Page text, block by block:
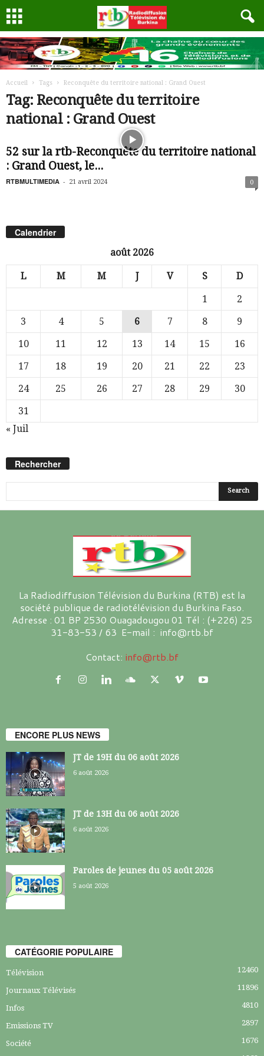
Accueil Tags Reconquête du territoire national : Grand Ouest
Tag: Reconquête du territoire
national : Grand Ouest
52 sur la rtb-Reconquête du territoire national
: Grand Ouest, le...
RTBMULTIMEDIA - 21 avril 2024 0
Calendrier
août 2026
L M M J V S D
1
2
3
4 5 6 7 8
9
10
11 12 13 14 15
16
17
18 19 20 21 22
23
24
25 26 27 28 29
30
31
« Juil
Rechercher
La Radiodiffusion Télévision du Burkina (RTB) est la
société publique de radiotélévision du Burkina Faso.
Adresse : 01 BP 2530 Ouagadougou 01 Tél : (+226) 25
31-83-53 / 63 E-mail : info@rtb.bf
Contact: info@rtb.bf
ENCORE PLUS NEWS
JT de 19H du 06 août 2026
6 août 2026
JT de 13H du 06 août 2026
6 août 2026
Paroles de jeunes du 05 août 2026
5 août 2026
CATÉGORIE POPULAIRE
Télévision 12460
Journaux Télévisés 11896
Infos 4810
Emissions TV 2897
Société
1676